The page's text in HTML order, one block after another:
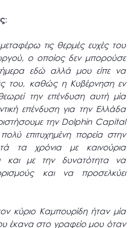
:
τις θερμές ευχές του
ο οποίος δεν μπορούσε
εδώ αλλά μου είπε να
του, καθώς η Κυβέρνηση εν
την επένδυση αυτή μία
επένδυση για την Ελλάδα
την Dolphin Capital
επιτυχημένη πορεία στην
τα χρόνια με καινούρια
και με την δυνατότητα να
και να προσελκύει
κύριο Καμπουρίδη ήταν μία
έκανα στο γραφείο μου όταν